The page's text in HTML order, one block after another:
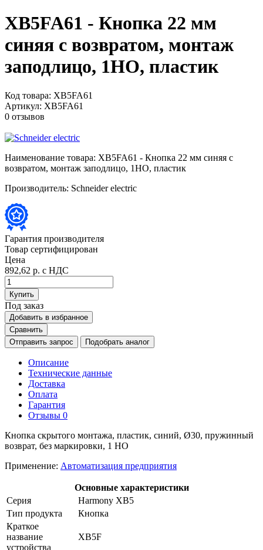
XB5FA61 - Кнопка 22 мм
синяя с возвратом, монтаж
заподлицо, 1НО, пластик
Код товара: XB5FA61
Артикул: XB5FA61
0 отзывов
Наименование товара: XB5FA61 - Кнопка 22 мм синяя с
возвратом, монтаж заподлицо, 1НО, пластик
Производитель: Schneider electric
Гарантия производителя
Товар сертифицирован
Цена
892,62 р. с НДС
Купить
Под заказ
Добавить в избранное
Сравнить
Отправить запрос
Подобрать аналог
Описание
Технические данные
Доставка
Оплата
Гарантия
Отзывы 0
Кнопка скрытого монтажа, пластик, синий, Ø30, пружинный
возврат, без маркировки, 1 НО
Применение: Автоматизация предприятия
Основные характеристики
Серия
Harmony XB5
Тип продукта
Кнопка
Краткое
название
устройства
XB5F